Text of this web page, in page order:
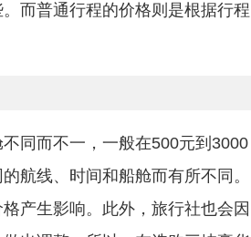
而普通行程的价格则是根据行程
同而不一，一般在500元到3000
航线、时间和船舱而有所不同。
产生影响。此外，旅行社也会因